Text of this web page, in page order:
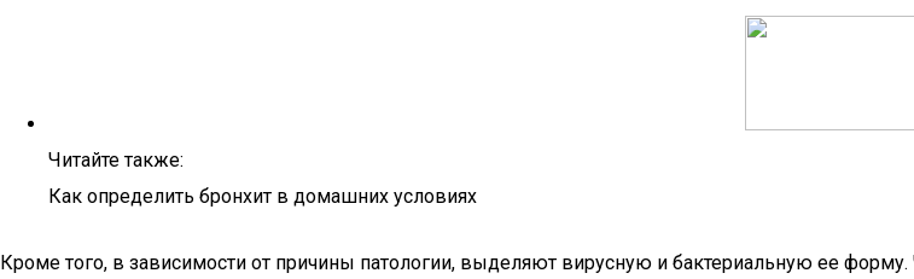
Читайте также:
Как определить бронхит в домашних условиях
Кроме того, в зависимости от причины патологии, выделяют вирусную и бактериальную ее